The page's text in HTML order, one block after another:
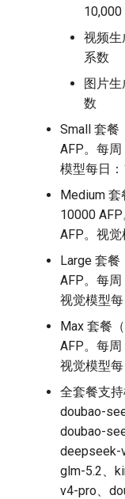
10,000
视频生
系数
图片
数
Small 套餐
AFP。每
模型每日：
Medium 套
10000
AFP。视觉
Large 套
AFP。每周
视觉模型每
Max 套餐
AFP。每周
视觉模型每
全套餐支
doubao-
doubao-
deepseek-
glm-5.2、
v4-pro、